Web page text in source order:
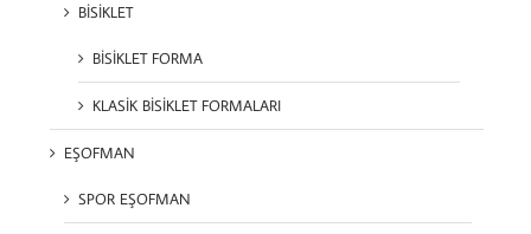
BİSİKLET
BİSİKLET FORMA
KLASİK BİSİKLET FORMALARI
EŞOFMAN
SPOR EŞOFMAN